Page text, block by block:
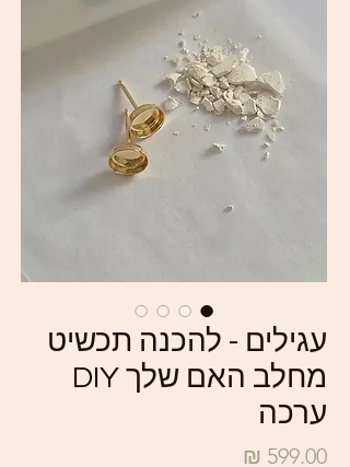
עגילים - להכנה תכשיט
מחלב האם שלך DIY
ערכה